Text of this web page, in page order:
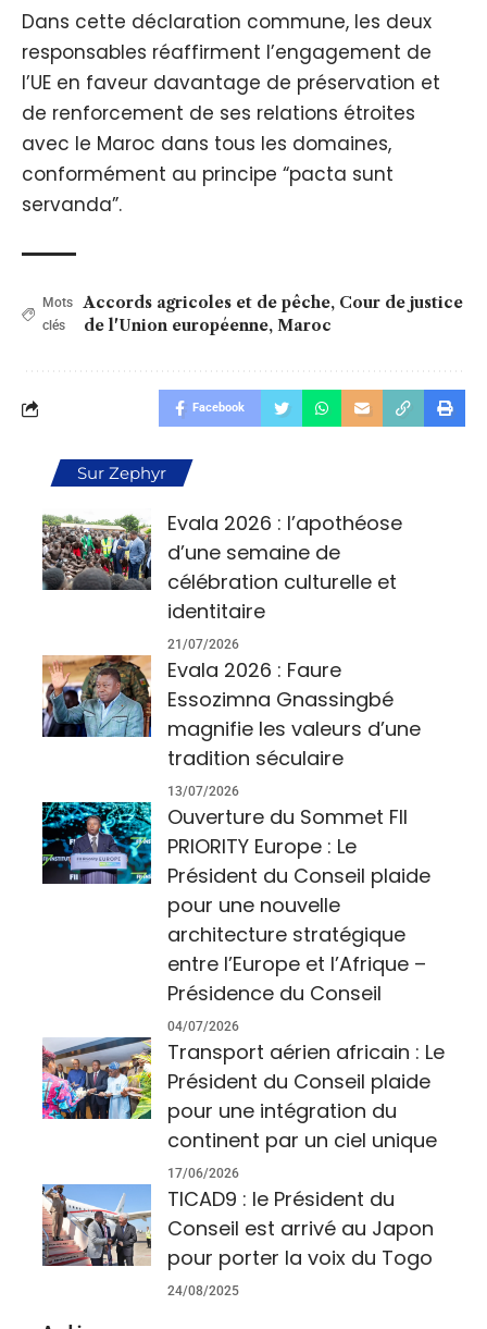
Dans cette déclaration commune, les deux
responsables réaffirment l’engagement de
l’UE en faveur davantage de préservation et
de renforcement de ses relations étroites
avec le Maroc dans tous les domaines,
conformément au principe “pacta sunt
servanda”.
Mots
clés
Accords agricoles et de pêche, Cour de justice
de l'Union européenne, Maroc
Facebook
Sur Zephyr
Evala 2026 : l’apothéose
d’une semaine de
célébration culturelle et
identitaire
21/07/2026
Evala 2026 : Faure
Essozimna Gnassingbé
magnifie les valeurs d’une
tradition séculaire
13/07/2026
Ouverture du Sommet FII
PRIORITY Europe : Le
Président du Conseil plaide
pour une nouvelle
architecture stratégique
entre l’Europe et l’Afrique –
Présidence du Conseil
04/07/2026
Transport aérien africain : Le
Président du Conseil plaide
pour une intégration du
continent par un ciel unique
17/06/2026
TICAD9 : le Président du
Conseil est arrivé au Japon
pour porter la voix du Togo
24/08/2025